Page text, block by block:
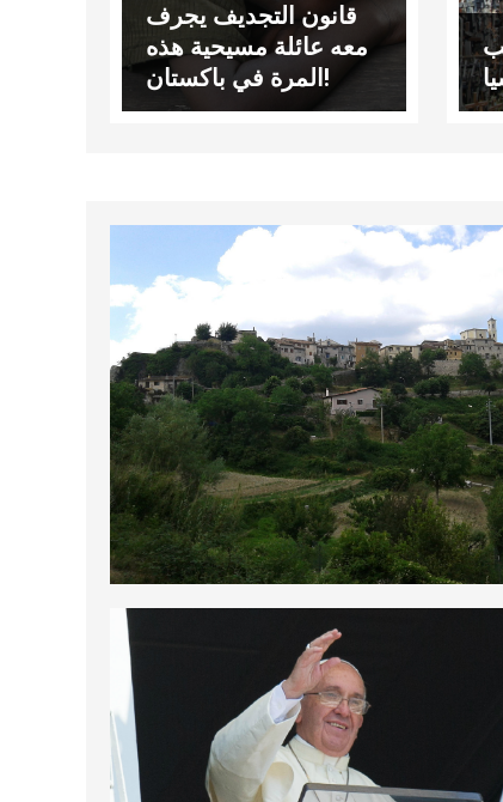
قانون التجديف يجرف
معه عائلة مسيحية هذه
المرة في باكستان!